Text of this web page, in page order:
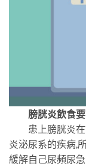
膀胱炎飲食要
患上膀胱炎在
炎泌尿系的疾病,
緩解自己尿頻尿